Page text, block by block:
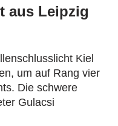
aus Leipzig
Kiel
um auf Rang vier
Die schwere
Gulacsi